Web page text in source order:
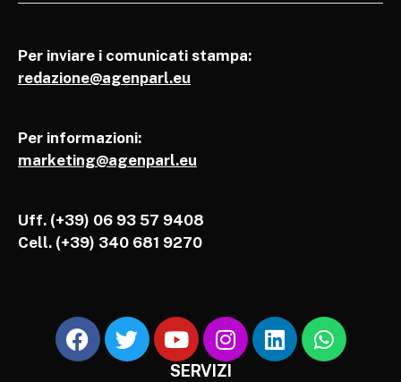
Per inviare i comunicati stampa:
redazione@agenparl.eu
Per informazioni:
marketing@agenparl.eu
Uff. (+39) 06 93 57 9408
Cell. (+39) 340 681 9270
SERVIZI